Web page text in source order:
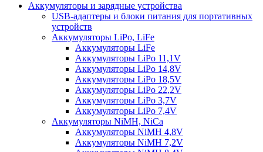
Аккумуляторы и зарядные устройства
USB-адаптеры и блоки питания для портативных
устройств
Аккумуляторы LiPo, LiFe
Аккумуляторы LiFe
Аккумуляторы LiPo 11,1V
Аккумуляторы LiPo 14,8V
Аккумуляторы LiPo 18,5V
Аккумуляторы LiPo 22,2V
Аккумуляторы LiPo 3,7V
Аккумуляторы LiPo 7,4V
Аккумуляторы NiMH, NiCa
Аккумуляторы NiMH 4,8V
Аккумуляторы NiMH 7,2V